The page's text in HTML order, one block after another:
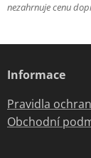
nezahrnuje cenu
Informace
Pravidla
Obchodní